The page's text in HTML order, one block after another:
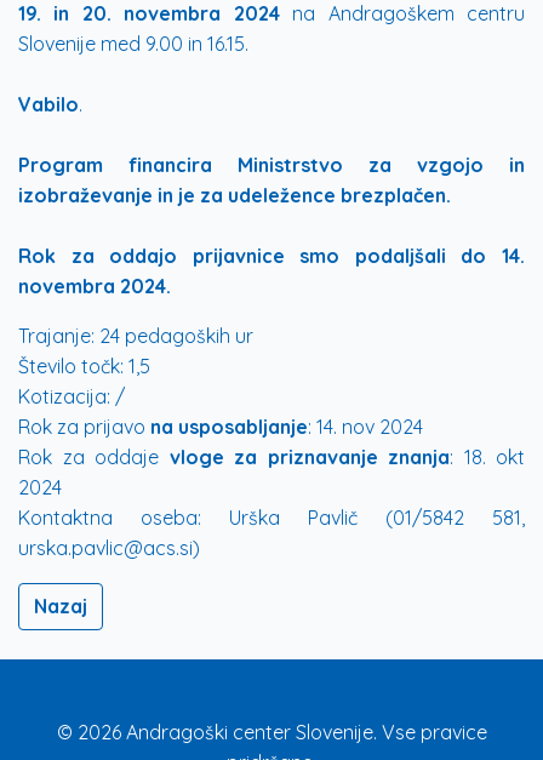
19. in 20. novembra 2024na Andragoškem centru
Slovenije med 9.00 in 16.15.
Vabilo.
Program financira Ministrstvo za vzgojo in
izobraževanje in je za udeležence brezplačen.
Rok za oddajo prijavnice smo podaljšali do 14.
novembra 2024.
Trajanje: 24 pedagoških ur
Število točk: 1,5
Kotizacija: /
Rok za prijavo na usposabljanje: 14. nov 2024
Rok za oddaje vloge za priznavanje znanja: 18. okt
2024
Kontaktna oseba: Urška Pavlič (01/5842 581,
urska.pavlic@acs.si)
Nazaj
© 2026 Andragoški center Slovenije. Vse pravice